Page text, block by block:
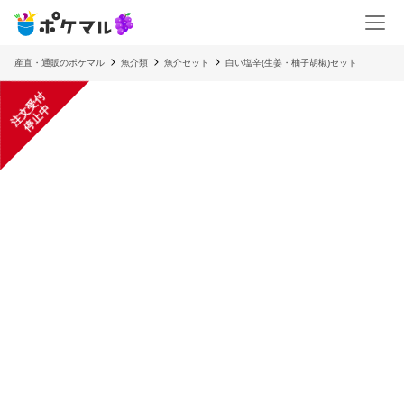
産直・通販のポケマル 魚介類 魚介セット 白い塩辛(生姜・柚子胡椒)セット
注
文
受
付
停
止
中